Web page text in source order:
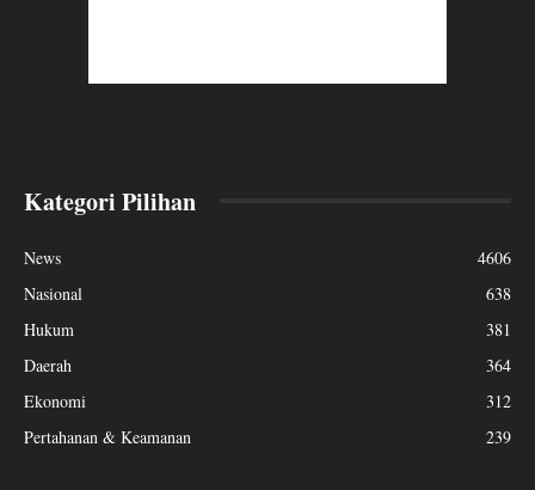
Kategori Pilihan
News
4606
Nasional
638
Hukum
381
Daerah
364
Ekonomi
312
Pertahanan & Keamanan
239